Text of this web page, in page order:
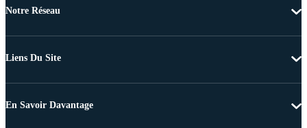
Notre Réseau
Liens Du Site
En Savoir Davantage